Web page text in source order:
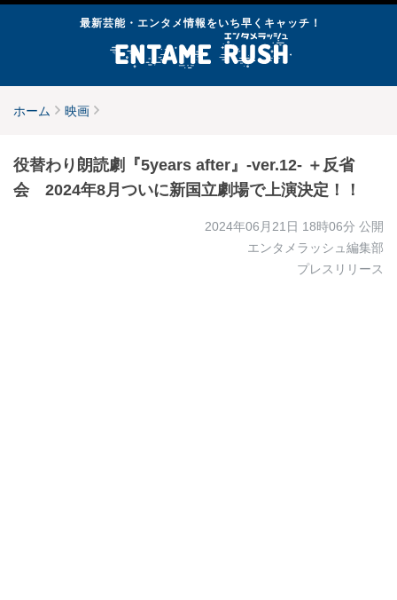
最新芸能・エンタメ情報をいち早くキャッチ！
ホーム 映画
役替わり朗読劇『5years after』-ver.12- ＋反省
会 2024年8月ついに新国立劇場で上演決定！！
2024年06月21日 18時06分 公開
エンタメラッシュ編集部
プレスリリース